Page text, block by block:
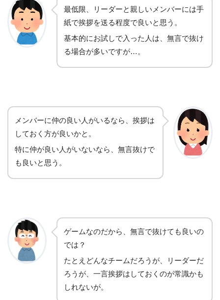
最低限、リーダーと親しいメンバーには手
紙で挨拶を送る程度で良いと思う。
基本的にお試しで入った人は、無言で抜け
る場合が多いですが…。
メンバーに仲の良い人がいるなら、挨拶は
しておく方が良いかと。
特に仲が良い人がいないなら、無言抜けで
も良いと思う。
ゲームなのだから、無言で抜けても良いの
では？
たとえどんなチームだろうが、リーダーだ
ろうが、一言挨拶はしておくのが常識かも
しれないが。